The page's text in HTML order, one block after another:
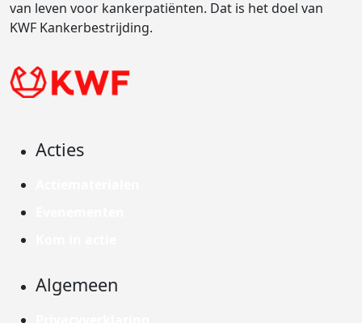
van leven voor kankerpatiënten. Dat is het doel van
KWF Kankerbestrijding.
Acties
Algemeen